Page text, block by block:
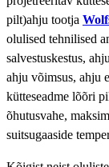
pilt)ahju tootja
olulised tehnilised
salvestuskestus,
ahju võimsus, ahju
kütteseadme lõõri
õhutusvahe,
suitsugaaside